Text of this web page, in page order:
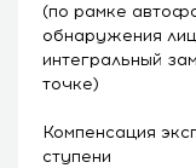
(по рамке
обнаружения
интегральный
точке)
Компенсация
ступени